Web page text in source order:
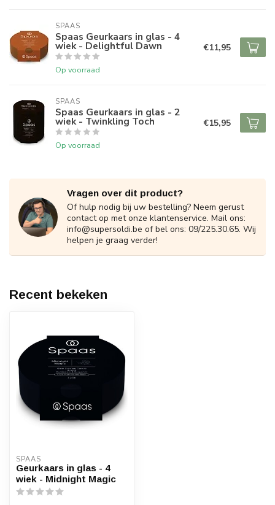
SPAAS
Spaas Geurkaars in glas - 4
wiek - Delightful Dawn
Op voorraad
€11,95
SPAAS
Spaas Geurkaars in glas - 2
wiek - Twinkling Toch
Op voorraad
€15,95
Vragen over dit product?
Of hulp nodig bij uw bestelling? Neem gerust
contact op met onze klantenservice. Mail ons:
info@supersoldi.be of bel ons: 09/225.30.65. Wij
helpen je graag verder!
Recent bekeken
SPAAS
Geurkaars in glas - 4
wiek - Midnight Magic